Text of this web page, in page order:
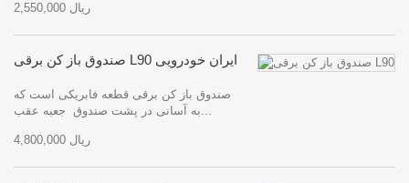
2,550,000 ریال
صندوق باز کن برقی L90 ایران خودرویی
صندوق باز کن برقی قطعه فابریکی است که
به آسانی در پشت صندوق جعبه عقب...
4,800,000 ریال